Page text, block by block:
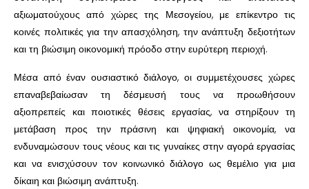
αξιωματούχους από χώρες της Μεσογείου, με επίκεντρο τις
κοινές πολιτικές για την απασχόληση, την ανάπτυξη δεξιοτήτων
και τη βιώσιμη οικονομική πρόοδο στην ευρύτερη περιοχή.
Μέσα από έναν ουσιαστικό διάλογο, οι συμμετέχουσες χώρες
επαναβεβαίωσαν τη δέσμευσή τους να προωθήσουν
αξιοπρεπείς και ποιοτικές θέσεις εργασίας, να στηρίξουν τη
μετάβαση προς την πράσινη και ψηφιακή οικονομία, να
ενδυναμώσουν τους νέους και τις γυναίκες στην αγορά εργασίας
και να ενισχύσουν τον κοινωνικό διάλογο ως θεμέλιο για μια
δίκαιη και βιώσιμη ανάπτυξη.